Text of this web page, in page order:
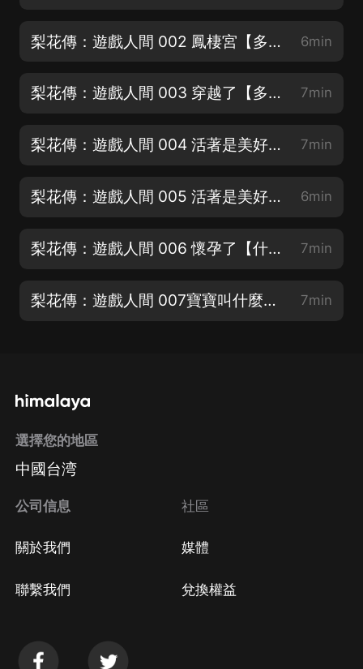
梨花傳：遊戲人間 002 鳳棲宮【多多訂閱♥五星好評喲♥】 6min
梨花傳：遊戲人間 003 穿越了【多評論，求月票呀~】 7min
梨花傳：遊戲人間 004 活著是美好的【求訂閱♥投票♥五星好評一條龍喲♥】 7min
梨花傳：遊戲人間 005 活著是美好的（下）【記得訂閱收藏投票點讚哦♥】 6min
梨花傳：遊戲人間 006 懷孕了【什麼情況？剛穿越就懷孕！快來聽~】 7min
梨花傳：遊戲人間 007寶寶叫什麼名字好呢【記得多多評論喲♥】 7min
選擇您的地區
中國台湾
公司信息
關於我們
聯繫我們
社區
媒體
兌換權益